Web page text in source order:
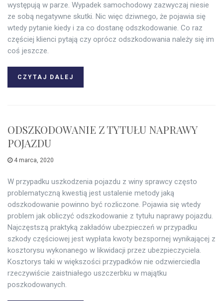
występują w parze. Wypadek samochodowy zazwyczaj niesie
ze sobą negatywne skutki. Nic więc dziwnego, że pojawia się
wtedy pytanie kiedy i za co dostanę odszkodowanie. Co raz
częściej klienci pytają czy oprócz odszkodowania należy się im
coś jeszcze.
CZYTAJ DALEJ
ODSZKODOWANIE Z TYTUŁU NAPRAWY
POJAZDU
4 marca, 2020
W przypadku uszkodzenia pojazdu z winy sprawcy często
problematyczną kwestią jest ustalenie metody jaką
odszkodowanie powinno być rozliczone. Pojawia się wtedy
problem jak obliczyć odszkodowanie z tytułu naprawy pojazdu.
Najczęstszą praktyką zakładów ubezpieczeń w przypadku
szkody częściowej jest wypłata kwoty bezspornej wynikającej z
kosztorysu wykonanego w likwidacji przez ubezpieczyciela.
Kosztorys taki w większości przypadków nie odzwierciedla
rzeczywiście zaistniałego uszczerbku w majątku
poszkodowanych.